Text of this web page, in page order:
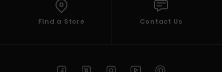
Find a Store Contact Us